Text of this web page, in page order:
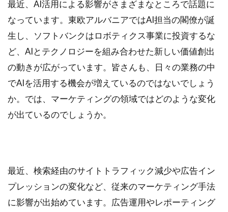
最近、AI活用による影響がさまざまなところで話題に
なっています。東欧アルバニアではAI担当の閣僚が誕
生し、ソフトバンクはロボティクス事業に投資するな
ど、AIとテクノロジーを組み合わせた新しい価値創出
の動きが広がっています。皆さんも、日々の業務の中
でAIを活用する機会が増えているのではないでしょう
か。では、マーケティングの領域ではどのような変化
が出ているのでしょうか。
最近、検索経由のサイトトラフィック減少や広告イン
プレッションの変化など、従来のマーケティング手法
に影響が出始めています。広告運用やレポーティング